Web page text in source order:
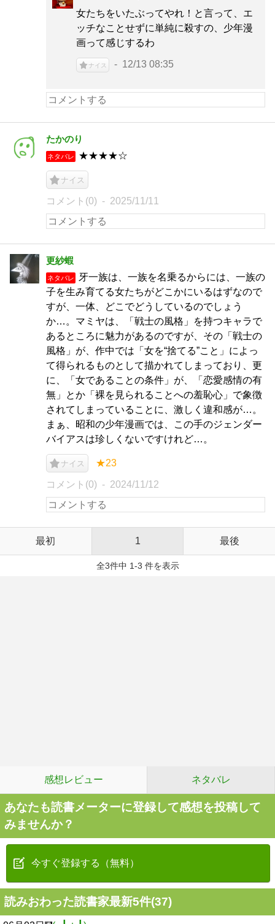
女たちをいたぶってやれ！と言って、エ
ッチなことせずに単純に殺すの、少年漫
画って感じするわ
ナイス 12/13 08:35
たかのり
ネタバレ ★★★★☆
ナイス
コメント(0) 2025/11/11
更紗蝦
ネタバレ
牙一族は、一族を名乗るからには、一族の
子を生み育てる女たちがどこかにいるはずなので
すが、一体、どこでどうしているのでしょう
か…。マミヤは、「戦士の風格」を持つキャラで
あるところに魅力があるのですが、その「戦士の
風格」が、作中では「女を“捨てる”こと」によっ
て得られるものとして描かれてしまっており、更
に、「女であることの条件」が、「恋愛感情の有
無」とか「裸を見られることへの羞恥心」で象徴
されてしまっていることに、激しく違和感が…。
まぁ、昭和の少年漫画では、この手のジェンダー
バイアスは珍しくないですけれど…。
ナイス ★23
コメント(0) 2024/11/12
最初 1 最後
全3件中 1-3 件を表示
感想レビュー ネタバレ
あなたも読書メーターに登録して感想を投稿して
みませんか？
今すぐ登録する（無料）
読みおわった読書家最新5件(37)